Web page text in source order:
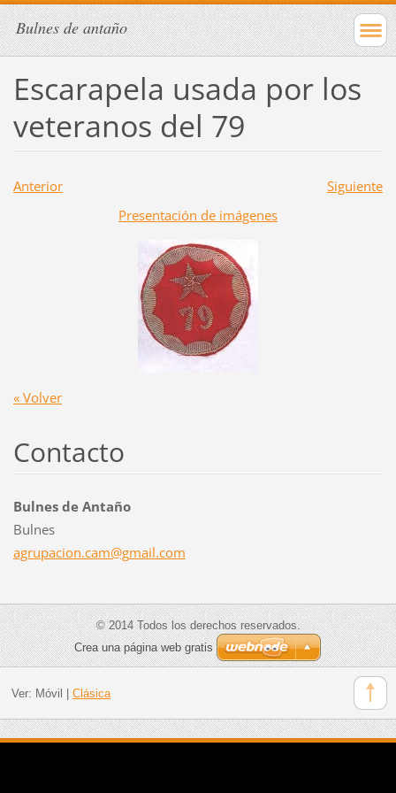
Bulnes de antaño
Escarapela usada por los
veteranos del 79
Anterior
Siguiente
Presentación de imágenes
« Volver
Contacto
Bulnes de Antaño
Bulnes
agrupacion.cam@gmail.com
© 2014 Todos los derechos reservados.
Crea una página web gratis
Ver: Móvil Clásica